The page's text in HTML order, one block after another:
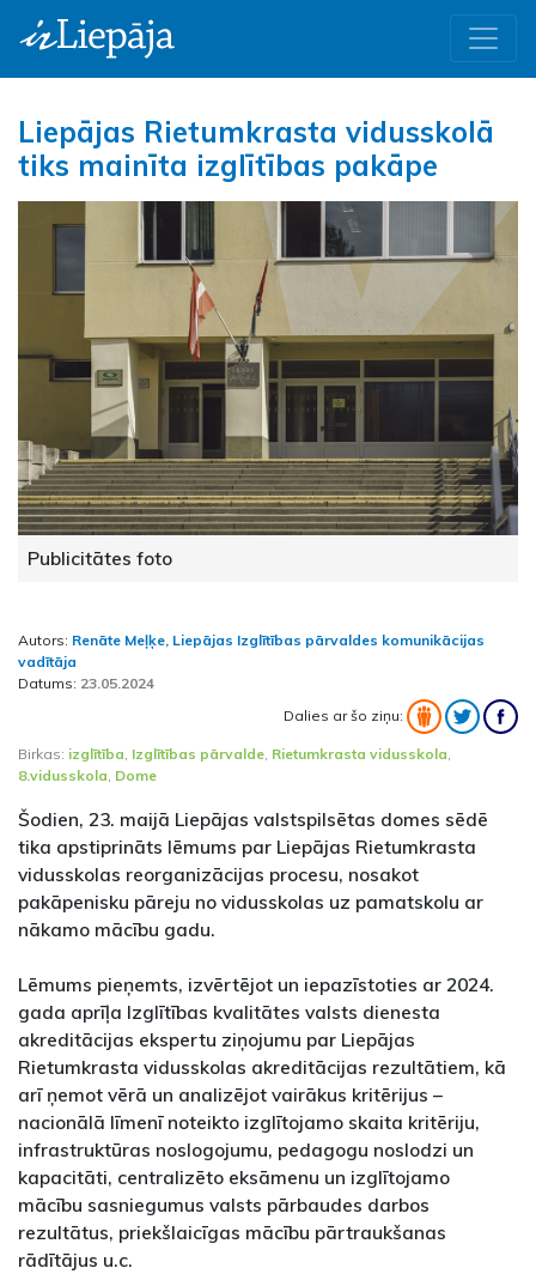
Liepājas Rietumkrasta vidusskolā
tiks mainīta izglītības pakāpe
Publicitātes foto
Autors: Renāte Meļķe, Liepājas Izglītības pārvaldes komunikācijas
vadītāja
Datums: 23.05.2024
Dalies ar šo ziņu:
Birkas: izglītība, Izglītības pārvalde, Rietumkrasta vidusskola,
8.vidusskola, Dome
Šodien, 23. maijā Liepājas valstspilsētas domes sēdē
tika apstiprināts lēmums par Liepājas Rietumkrasta
vidusskolas reorganizācijas procesu, nosakot
pakāpenisku pāreju no vidusskolas uz pamatskolu ar
nākamo mācību gadu.
Lēmums pieņemts, izvērtējot un iepazīstoties ar 2024.
gada aprīļa Izglītības kvalitātes valsts dienesta
akreditācijas ekspertu ziņojumu par Liepājas
Rietumkrasta vidusskolas akreditācijas rezultātiem, kā
arī ņemot vērā un analizējot vairākus kritērijus –
nacionālā līmenī noteikto izglītojamo skaita kritēriju,
infrastruktūras noslogojumu, pedagogu noslodzi un
kapacitāti, centralizēto eksāmenu un izglītojamo
mācību sasniegumus valsts pārbaudes darbos
rezultātus, priekšlaicīgas mācību pārtraukšanas
rādītājus u.c.